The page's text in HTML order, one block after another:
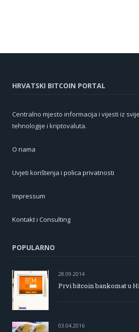
HRVATSKI BITCOIN PORTAL
Centralno mjesto informacija i vijesti iz
tehnologije i kriptovaluta.
O nama
Uvjeti korištenja i polica privatnosti
Impressum
Kontakt i Consulting
POPULARNO
28.09.2014
Prvi bitcoin bankomat u
03.04.2016